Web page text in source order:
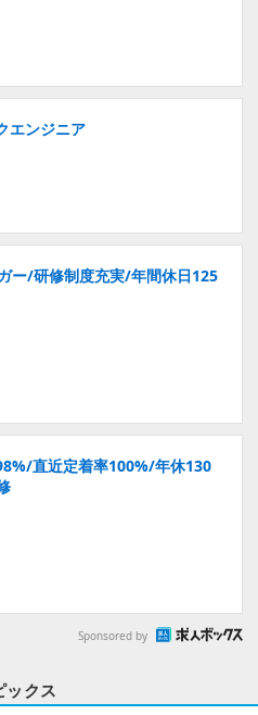
エンジニア
ー/研修制度充実/年間休日125
直近定着率100%/年休130
Sponsored by
ックス